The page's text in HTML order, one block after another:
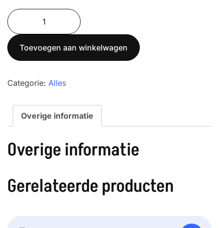
BM-
10
Bumper
aantal
Toevoegen aan winkelwagen
Categorie: Alles
Overige informatie
Overige informatie
Gerelateerde producten